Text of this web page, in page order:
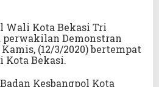
Wali Kota Bekasi Tri
Demonstran
(12/3/2020) bertempat
Kota Bekasi.
Kesbangpol Kota